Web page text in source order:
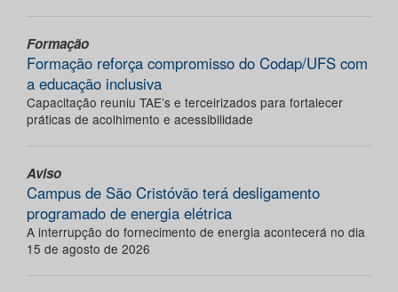
Formação
Formação reforça compromisso do Codap/UFS com
a educação inclusiva
Capacitação reuniu TAE’s e terceirizados para fortalecer
práticas de acolhimento e acessibilidade
Aviso
Campus de São Cristóvão terá desligamento
programado de energia elétrica
A interrupção do fornecimento de energia acontecerá no dia
15 de agosto de 2026